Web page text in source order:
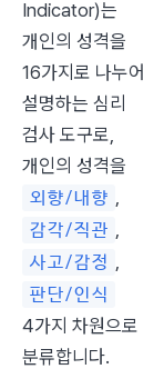
Indicator)는
개인의 성격을
16가지로 나누어
설명하는 심리
검사 도구로,
외향/내향
감각/직관
사고/감정
판단/인식
4가지 차원으로
분류합니다.